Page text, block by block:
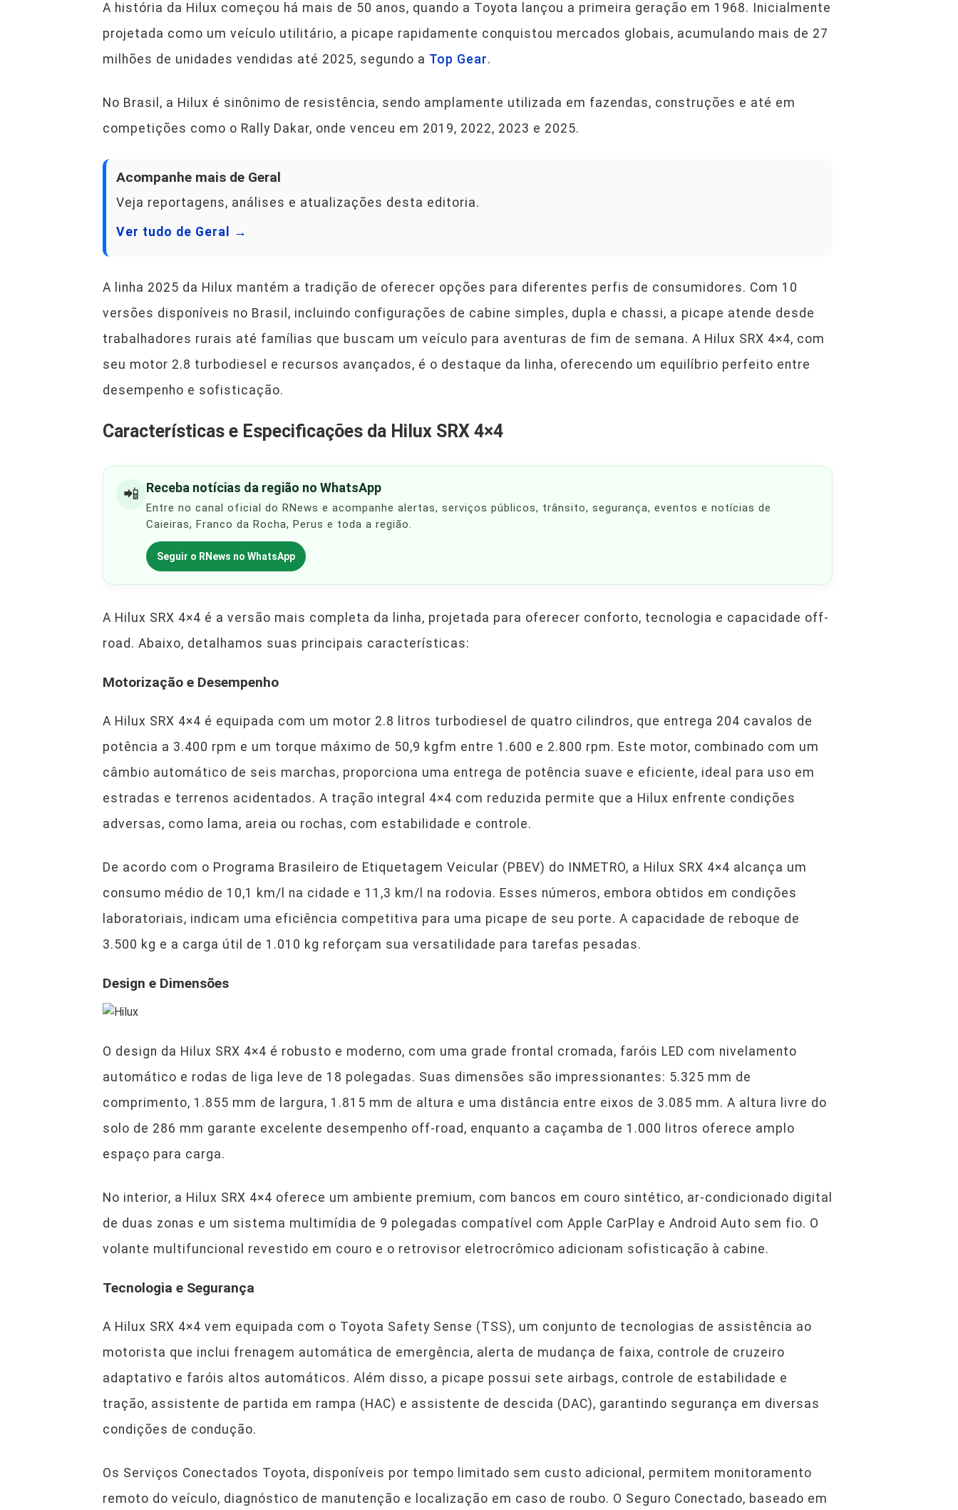
A história da Hilux começou há mais de 50 anos, quando a Toyota lançou a primeira geração em 1968. Inicialmente
projetada como um veículo utilitário, a picape rapidamente conquistou mercados globais, acumulando mais de 27
milhões de unidades vendidas até 2025, segundo a Top Gear.
No Brasil, a Hilux é sinônimo de resistência, sendo amplamente utilizada em fazendas, construções e até em
competições como o Rally Dakar, onde venceu em 2019, 2022, 2023 e 2025.
Acompanhe mais de Geral
Veja reportagens, análises e atualizações desta editoria.
Ver tudo de Geral →
A linha 2025 da Hilux mantém a tradição de oferecer opções para diferentes perfis de consumidores. Com 10
versões disponíveis no Brasil, incluindo configurações de cabine simples, dupla e chassi, a picape atende desde
trabalhadores rurais até famílias que buscam um veículo para aventuras de fim de semana. A Hilux SRX 4×4, com
seu motor 2.8 turbodiesel e recursos avançados, é o destaque da linha, oferecendo um equilíbrio perfeito entre
desempenho e sofisticação.
Características e Especificações da Hilux SRX 4×4
📲 Receba notícias da região no WhatsApp
Entre no canal oficial do RNews e acompanhe alertas, serviços públicos, trânsito, segurança, eventos e notícias de
Caieiras, Franco da Rocha, Perus e toda a região.
Seguir o RNews no WhatsApp
A Hilux SRX 4×4 é a versão mais completa da linha, projetada para oferecer conforto, tecnologia e capacidade off-
road. Abaixo, detalhamos suas principais características:
Motorização e Desempenho
A Hilux SRX 4×4 é equipada com um motor 2.8 litros turbodiesel de quatro cilindros, que entrega 204 cavalos de
potência a 3.400 rpm e um torque máximo de 50,9 kgfm entre 1.600 e 2.800 rpm. Este motor, combinado com um
câmbio automático de seis marchas, proporciona uma entrega de potência suave e eficiente, ideal para uso em
estradas e terrenos acidentados. A tração integral 4×4 com reduzida permite que a Hilux enfrente condições
adversas, como lama, areia ou rochas, com estabilidade e controle.
De acordo com o Programa Brasileiro de Etiquetagem Veicular (PBEV) do INMETRO, a Hilux SRX 4×4 alcança um
consumo médio de 10,1 km/l na cidade e 11,3 km/l na rodovia. Esses números, embora obtidos em condições
laboratoriais, indicam uma eficiência competitiva para uma picape de seu porte. A capacidade de reboque de
3.500 kg e a carga útil de 1.010 kg reforçam sua versatilidade para tarefas pesadas.
Design e Dimensões
O design da Hilux SRX 4×4 é robusto e moderno, com uma grade frontal cromada, faróis LED com nivelamento
automático e rodas de liga leve de 18 polegadas. Suas dimensões são impressionantes: 5.325 mm de
comprimento, 1.855 mm de largura, 1.815 mm de altura e uma distância entre eixos de 3.085 mm. A altura livre do
solo de 286 mm garante excelente desempenho off-road, enquanto a caçamba de 1.000 litros oferece amplo
espaço para carga.
No interior, a Hilux SRX 4×4 oferece um ambiente premium, com bancos em couro sintético, ar-condicionado digital
de duas zonas e um sistema multimídia de 9 polegadas compatível com Apple CarPlay e Android Auto sem fio. O
volante multifuncional revestido em couro e o retrovisor eletrocrômico adicionam sofisticação à cabine.
Tecnologia e Segurança
A Hilux SRX 4×4 vem equipada com o Toyota Safety Sense (TSS), um conjunto de tecnologias de assistência ao
motorista que inclui frenagem automática de emergência, alerta de mudança de faixa, controle de cruzeiro
adaptativo e faróis altos automáticos. Além disso, a picape possui sete airbags, controle de estabilidade e
tração, assistente de partida em rampa (HAC) e assistente de descida (DAC), garantindo segurança em diversas
condições de condução.
Os Serviços Conectados Toyota, disponíveis por tempo limitado sem custo adicional, permitem monitoramento
remoto do veículo, diagnóstico de manutenção e localização em caso de roubo. O Seguro Conectado, baseado em